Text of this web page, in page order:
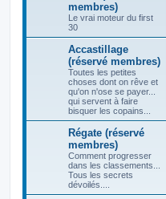
membres)
Le vrai moteur du first
30
Accastillage
(réservé membres)
Toutes les petites
choses dont on rêve et
qu'on n'ose se payer...
qui servent à faire
bisquer les copains...
Régate (réservé
membres)
Comment progresser
dans les classements...
Tous les secrets
dévoilés....